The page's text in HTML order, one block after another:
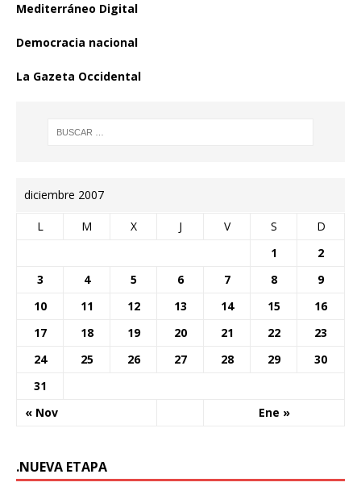
Mediterráneo Digital
Democracia nacional
La Gazeta Occidental
diciembre 2007
L M X J V S D
« Nov Ene »
1
2
3
4 5 6 7 8
9
10
11 12 13 14 15
16
17
18 19 20 21 22
23
24
25 26 27 28 29
30
31
.NUEVA ETAPA